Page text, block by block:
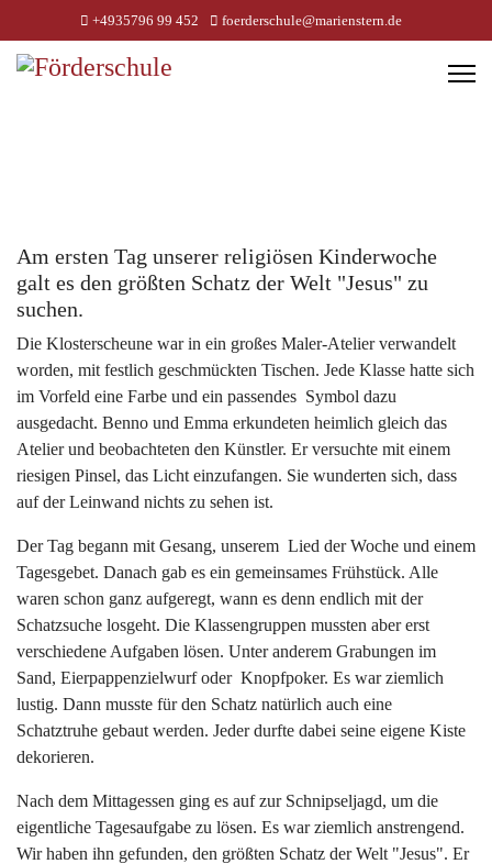
+4935796 99 452 foerderschule@marienstern.de
Am ersten Tag unserer religiösen Kinderwoche
galt es den größten Schatz der Welt "Jesus" zu
suchen.
Die Klosterscheune war in ein großes Maler-Atelier verwandelt
worden, mit festlich geschmückten Tischen. Jede Klasse hatte sich
im Vorfeld eine Farbe und ein passendes Symbol dazu
ausgedacht. Benno und Emma erkundeten heimlich gleich das
Atelier und beobachteten den Künstler. Er versuchte mit einem
riesigen Pinsel, das Licht einzufangen. Sie wunderten sich, dass
auf der Leinwand nichts zu sehen ist.
Der Tag begann mit Gesang, unserem Lied der Woche und einem
Tagesgebet. Danach gab es ein gemeinsames Frühstück. Alle
waren schon ganz aufgeregt, wann es denn endlich mit der
Schatzsuche losgeht. Die Klassengruppen mussten aber erst
verschiedene Aufgaben lösen. Unter anderem Grabungen im
Sand, Eierpappenzielwurf oder Knopfpoker. Es war ziemlich
lustig. Dann musste für den Schatz natürlich auch eine
Schatztruhe gebaut werden. Jeder durfte dabei seine eigene Kiste
dekorieren.
Nach dem Mittagessen ging es auf zur Schnipseljagd, um die
eigentliche Tagesaufgabe zu lösen. Es war ziemlich anstrengend.
Wir haben ihn gefunden, den größten Schatz der Welt "Jesus". Er